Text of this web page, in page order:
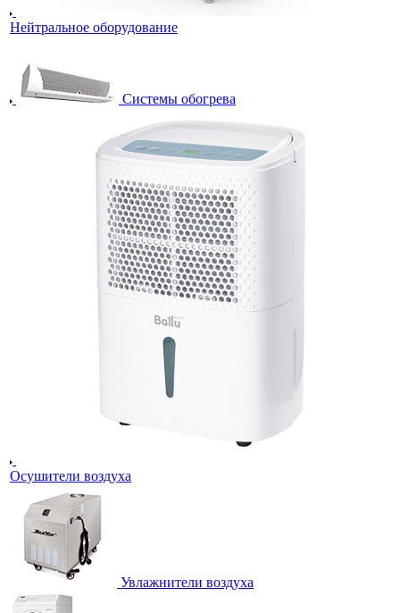
Нейтральное оборудование
Системы обогрева
Осушители воздуха
Увлажнители воздуха